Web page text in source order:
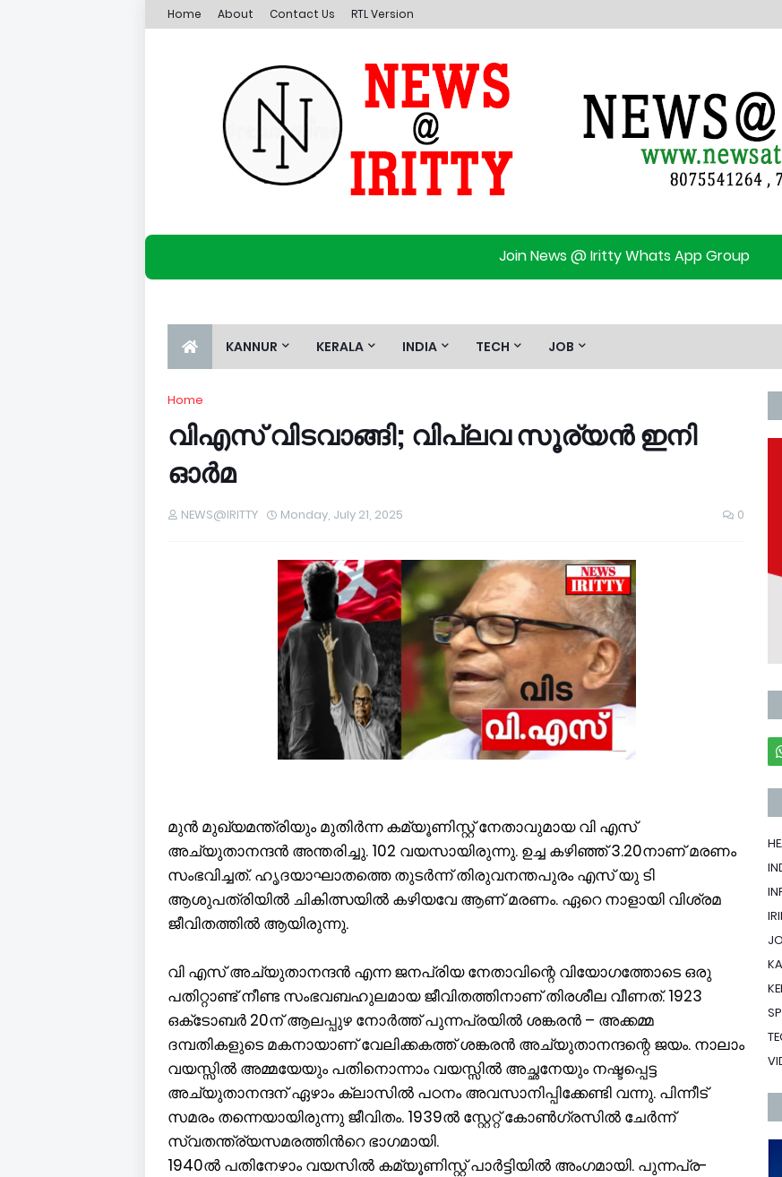
Home About Contact Us RTL Version
Join News @ Iritty Whats App Group
KANNUR KERALA INDIA TECH JOB
Home
വിഎസ് വിടവാങ്ങി; വിപ്ലവ സൂര്യൻ ഇനി
ഓർമ
NEWS@IRITTY Monday, July 21, 2025 0
മുൻ മുഖ്യമന്ത്രിയും മുതിർന്ന കമ്യൂണിസ്റ്റ് നേതാവുമായ വി എസ്
അച്യുതാനന്ദൻ അന്തരിച്ചു. 102 വയസായിരുന്നു. ഉച്ച കഴിഞ്ഞ് 3.20നാണ് മരണം
സംഭവിച്ചത്. ഹൃദയാഘാതത്തെ തുടർന്ന് തിരുവനന്തപുരം എസ് യു ടി
ആശുപത്രിയിൽ ചികിത്സയിൽ കഴിയവേ ആണ് മരണം. ഏറെ നാളായി വിശ്രമ
ജീവിതത്തിൽ ആയിരുന്നു.
വി എസ് അച്യുതാനന്ദൻ എന്ന ജനപ്രിയ നേതാവിന്റെ വിയോ​ഗത്തോടെ ഒരു
പതിറ്റാണ്ട് നീണ്ട സംഭവബഹുലമായ ജീവിതത്തിനാണ് തിരശീല വീണത്. 1923
ഒക്‌ടോബർ 20ന് ആലപ്പുഴ നോർത്ത് പുന്നപ്രയിൽ ശങ്കരൻ – അക്കമ്മ
ദമ്പതികളുടെ മകനായാണ് വേലിക്കകത്ത് ശങ്കരൻ അച്യുതാനന്ദന്റെ ജയം. നാലാം
വയസ്സിൽ അമ്മയേയും പതിനൊന്നാം വയസ്സിൽ അച്ഛനേയും നഷ്ടപ്പെട്ട
അച്യുതാനന്ദന് ഏഴാം ക്ലാസിൽ പഠനം അവസാനിപ്പിക്കേണ്ടി വന്നു. പിന്നീട്
സമരം തന്നെയായിരുന്നു ജീവിതം. 1939ൽ സ്റ്റേറ്റ് കോൺഗ്രസിൽ ചേർന്ന്
സ്വതന്ത്ര്യസമരത്തിൻറെ ഭാഗമായി.
1940ൽ പതിനേഴാം വയസിൽ കമ്യൂണിസ്റ്റ് പാർട്ടിയിൽ അംഗമായി. പുന്നപ്ര-